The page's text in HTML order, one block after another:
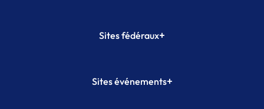
Sites fédéraux+
Plateforme Formation
Sites événements+